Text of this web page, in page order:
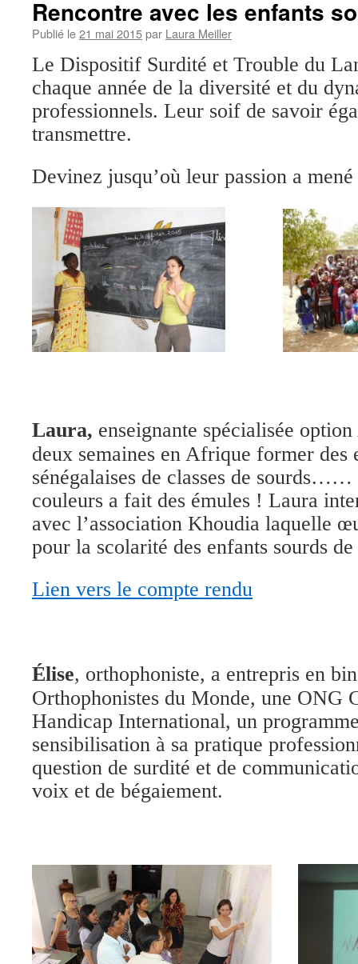
Rencontre avec les enfants
Publié le21 mai 2015par Laura Meiller
Le Dispositif Surdité et Trouble du
chaque année de la diversité et du
professionnels. Leur soif de savoir
transmettre.
Devinez jusqu’où leur passion a
Laura, enseignante spécialisée
deux semaines en Afrique former des
sénégalaises de classes de
couleurs a fait des émules ! Laura
avec l’association Khoudia laquelle
pour la scolarité des enfants sourds
Lien vers le compte rendu
Élise, orthophoniste, a entrepris en
Orthophonistes du Monde, une ONG
Handicap International, un
sensibilisation à sa pratique
question de surdité et de
voix et de bégaiement.